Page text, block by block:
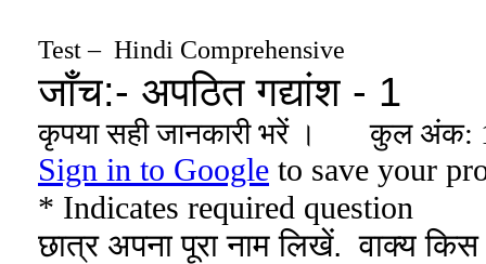
Test – Hindi Comprehensive